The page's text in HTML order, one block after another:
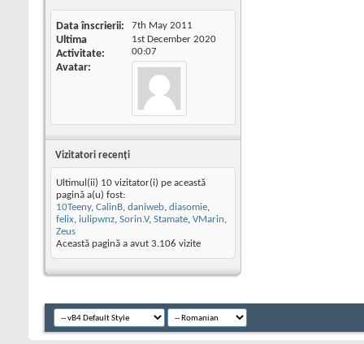
Data înscrierii 7th May 2011
Ultima
Activitate
1st December 2020
00:07
Avatar
Vizitatori recenţi
Ultimul(ii) 10 vizitator(i) pe această
pagină a(u) fost:
10Teeny, CalinB, daniweb, diasomie,
felix, iulipwnz, Sorin.V, Stamate, VMarin,
Zeus
Această pagină a avut 3.106 vizite